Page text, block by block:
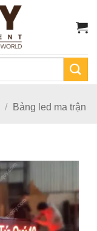
/ Bảng led ma trận